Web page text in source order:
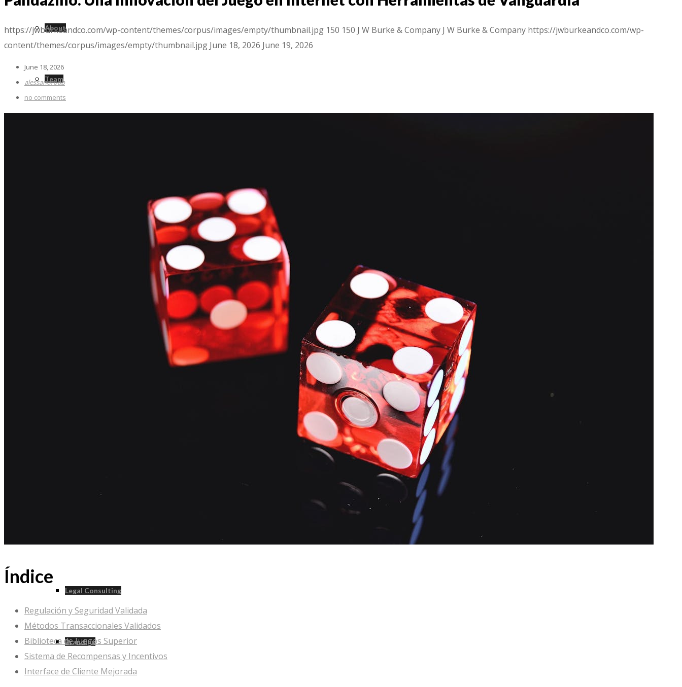
About
Team
Legal Consulting
Branding
https://jwburkeandco.com/wp-content/themes/corpus/images/empty/thumbnail.jpg 150 150 J W Burke & Company J W Burke & Company https://jwburkeandco.com/wp-
content/themes/corpus/images/empty/thumbnail.jpg June 18, 2026 June 19, 2026
June 18, 2026
alessandroab
no comments
Índice
Regulación y Seguridad Validada
Métodos Transaccionales Validados
Biblioteca de Juegos Superior
Sistema de Recompensas y Incentivos
Interface de Cliente Mejorada